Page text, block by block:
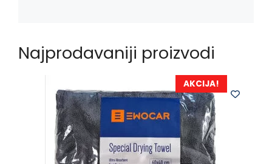
Najprodavaniji proizvodi
AKCIJA!